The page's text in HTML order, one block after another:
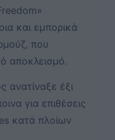
και εμπορικά
που
αποκλεισμό.
ανατίναξε έξι
για επιθέσεις
κατά πλοίων